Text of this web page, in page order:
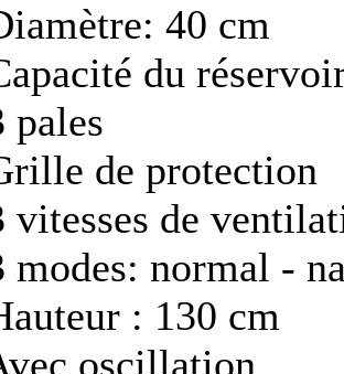
40 cm
du
pales
de protection
vitesses de
modes: normal -
: 130 cm
oscillation